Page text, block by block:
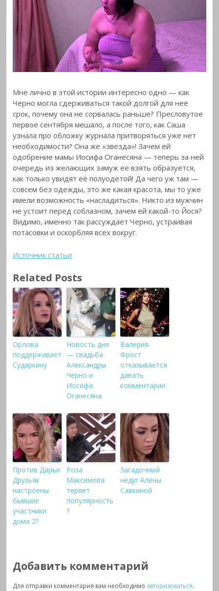
Мне лично в этой истории интересно одно — как
Черно могла сдерживаться такой долгой для неё
срок, почему она не сорвалась раньше? Пресловутое
первое сентября мешало, а после того, как Саша
узнала про обложку журнала притворяться уже нет
необходимости? Она же «звезда»! Зачем ей
одобрение мамы Иосифа Оганесяна — теперь за ней
очередь из желающих замуж ее взять образуется,
как только увидят её полуодетой! Да чего уж там —
совсем без одежды, это же какая красота, мы то уже
имели возможность «насладиться». Никто из мужчин
не устоит перед соблазном, зачем ей какой-то Йося?
Видимо, именно так рассуждает Черно, устраивая
потасовки и оскорбляя всех вокруг.
Источник статьи
Related Posts
Орлова
поддерживает
Сударкину
Новость дня
— свадьба
Александры
Черно и
Иосифа
Оганесяна
Валерия
Фрост
отказывается
давать
комментарии
Против Дарьи
Друзьяк
настроены
бывшие
участники
дома 2?
Роза
Максимова
теряет
популярность
?
Загадочный
недуг Алёны
Савкиной
Добавить комментарий
Для отправки комментария вам необходимо авторизоваться.